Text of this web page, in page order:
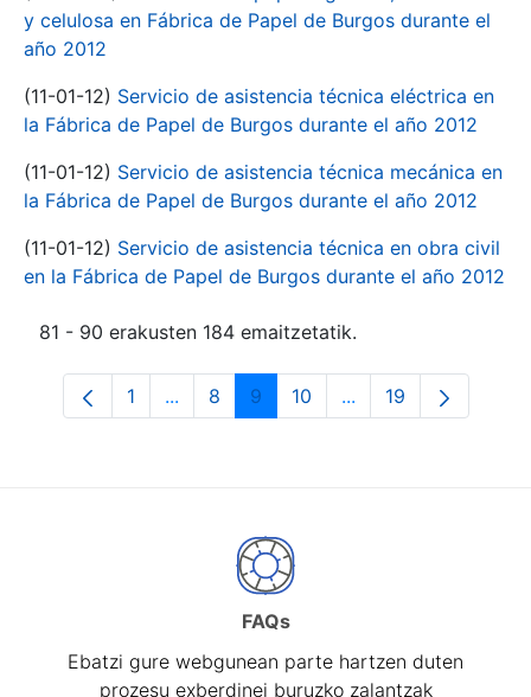
y celulosa en Fábrica de Papel de Burgos durante el
año 2012
(11-01-12) Servicio de asistencia técnica eléctrica en
la Fábrica de Papel de Burgos durante el año 2012
(11-01-12) Servicio de asistencia técnica mecánica en
la Fábrica de Papel de Burgos durante el año 2012
(11-01-12) Servicio de asistencia técnica en obra civil
en la Fábrica de Papel de Burgos durante el año 2012
81 - 90 erakusten 184 emaitzetatik.
Orrialdea
1 ...Intermediate Pages Use TAB to
Orrialdea
8 Orrialdea
9 Orrialdea
10 ...Intermediate Pages
Orrialdea
19
FAQs
Ebatzi gure webgunean parte hartzen duten
prozesu exberdinei buruzko zalantzak